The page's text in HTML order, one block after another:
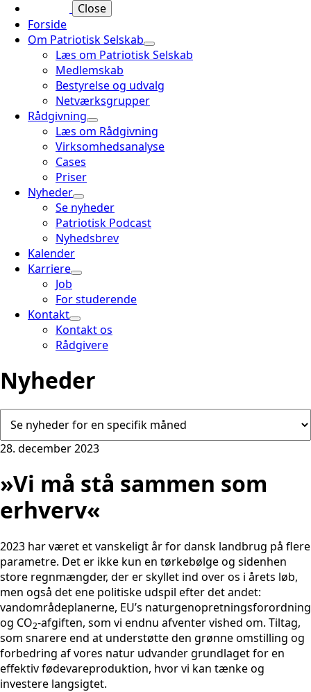
Close
Forside
Om Patriotisk Selskab
Læs om Patriotisk Selskab
Medlemskab
Bestyrelse og udvalg
Netværksgrupper
Rådgivning
Læs om Rådgivning
Virksomhedsanalyse
Cases
Priser
Nyheder
Se nyheder
Patriotisk Podcast
Nyhedsbrev
Kalender
Karriere
Job
For studerende
Kontakt
Kontakt os
Rådgivere
Nyheder
28. december 2023
»Vi må stå sammen som
erhverv«
2023 har været et vanskeligt år for dansk landbrug på flere
parametre. Det er ikke kun en tørkebølge og sidenhen
store regnmængder, der er skyllet ind over os i årets løb,
men også det ene politiske udspil efter det andet:
vandområdeplanerne, EU’s naturgenopretningsforordning
og CO2-afgiften, som vi endnu afventer vished om. Tiltag,
som snarere end at understøtte den grønne omstilling og
forbedring af vores natur udvander grundlaget for en
effektiv fødevareproduktion, hvor vi kan tænke og
investere langsigtet.